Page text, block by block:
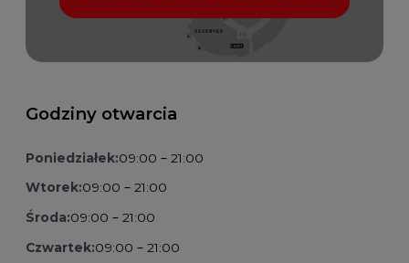
Godziny otwarcia
Poniedziałek:09:00 – 21:00
Wtorek:09:00 – 21:00
Środa:09:00 – 21:00
Czwartek:09:00 – 21:00